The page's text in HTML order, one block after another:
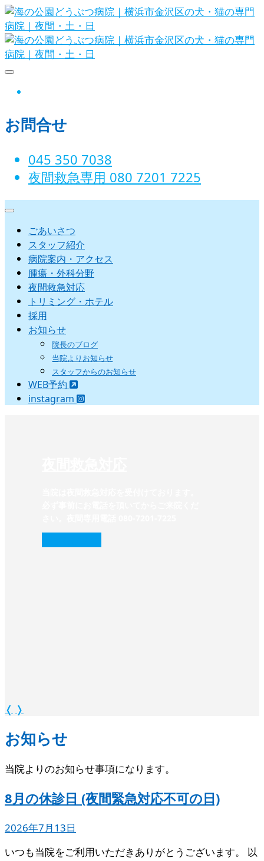
Skip
to
content
海の公園どうぶつ病院｜横
浜市金沢区の犬・猫の専門
お問合せ
045 350 7038‬
夜間救急専用 080 7201 7225‬
ごあいさつ
スタッフ紹介
病院案内・アクセス
腫瘍・外科分野
夜間救急対応
トリミング・ホテル
採用
お知らせ
院長のブログ
当院よりお知らせ
スタッフからのお知らせ
WEB予約
instagram
❬ ❭
お知らせ
当院よりのお知らせ事項になります。
8月の休診日 (夜間緊急対応不可の日)
2026年7月13日
いつも当院をご利用いただきありがとうございます。 以